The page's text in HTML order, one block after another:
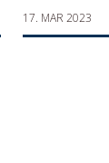
uvredama
Nebojše
17. MAR 2023